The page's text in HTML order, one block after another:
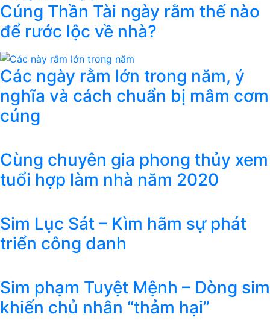
Cúng Thần Tài ngày rằm thế nào
để rước lộc về nhà?
Các ngày rằm lớn trong năm, ý
nghĩa và cách chuẩn bị mâm cơm
cúng
Cùng chuyên gia phong thủy xem
tuổi hợp làm nhà năm 2020
Sim Lục Sát – Kìm hãm sự phát
triển công danh
Sim phạm Tuyệt Mệnh – Dòng sim
khiến chủ nhân “thảm hại”